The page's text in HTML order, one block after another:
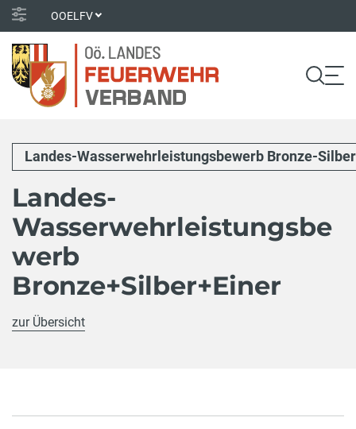
OOELFV
Landes-Wasserwehrleistungsbewerb Bronze-
Landes-
Wasserwehrleistungsbe
werb
Bronze+Silber+Einer
zur Übersicht